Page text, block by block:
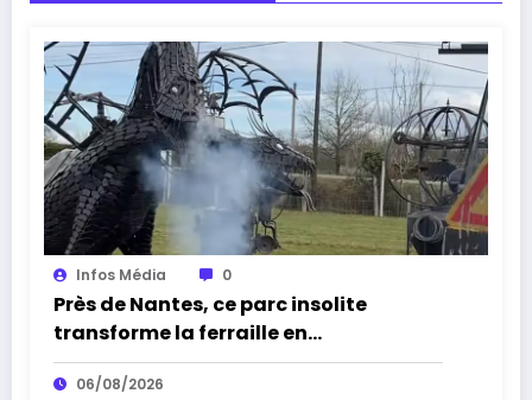
Infos Média 0
Près de Nantes, ce parc insolite
transforme la ferraille en
impressionnantes sculptures
06/08/2026